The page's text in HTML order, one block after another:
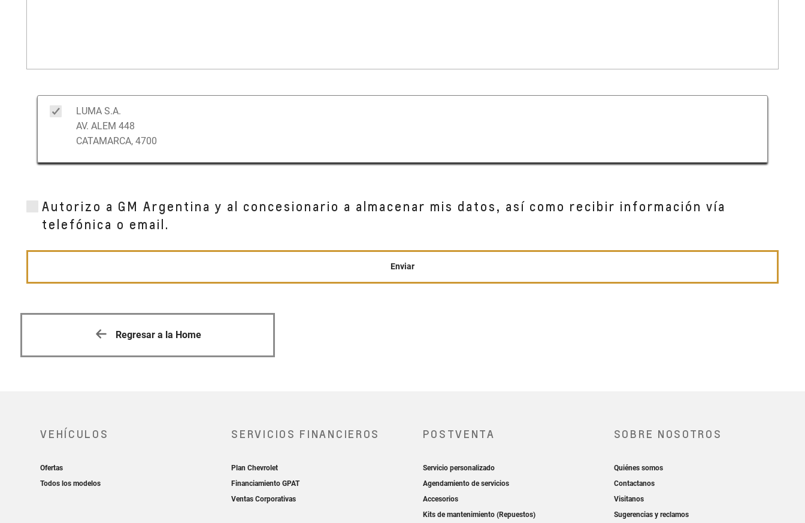
LUMA S.A.
AV. ALEM 448
CATAMARCA, 4700
Autorizo a GM Argentina y al concesionario a almacenar mis datos, así como recibir información vía
telefónica o email.
Enviar
Regresar a la Home